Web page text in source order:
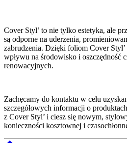
Cover Styl’ to nie tylko estetyka, ale
są odporne na uderzenia,
zabrudzenia. Dzięki foliom Cover
wpływu na środowisko i oszczędność
renowacyjnych.
Zachęcamy do kontaktu w celu
szczegółowych informacji o
z Cover Styl’ i ciesz się nowym,
konieczności kosztownej i